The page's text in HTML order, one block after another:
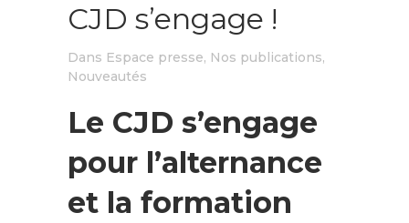
CJD s’engage !
dans Espace presse, Nos publications,
Nouveautés
Le CJD s’engage
pour l’alternance
et la formation